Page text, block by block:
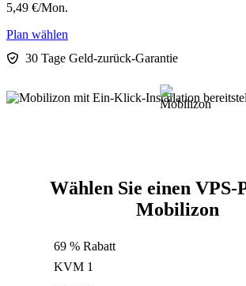
5,49 €/Mon.
Plan wählen
30 Tage Geld-zurück-Garantie
Wählen Sie einen
Mobilizon
69 % Rabatt
KVM 1